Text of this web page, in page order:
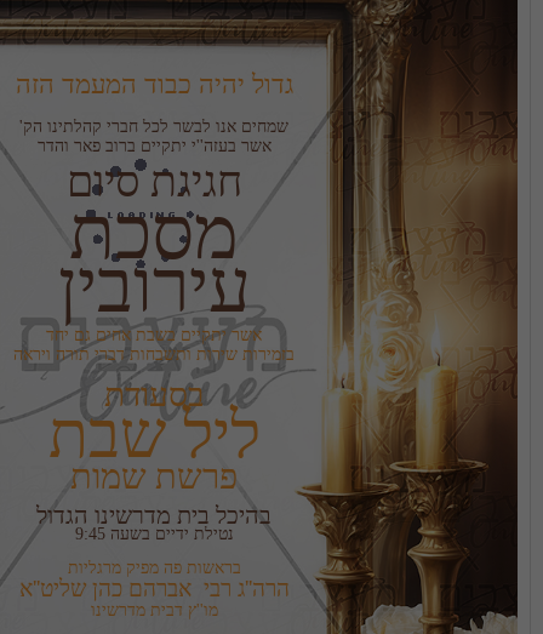
גדול יהיה כבוד המעמד הזה
אשר בעזה''י יתקיים ברוב פאר והדר
חגיגת סיום
עירובין
בזמירות שירות ותשבחות דברי תורה ויראה
בסעודת
ליל שבת
פרשת שמות
בהיכל בית מדרשינו הגדול
נטילת ידיים בשעה 9:45
בראשות פה מפיק מרגליות
הרה''ג רבי  אברהם כהן שליט''א
מו''ץ דבית מדרשינו